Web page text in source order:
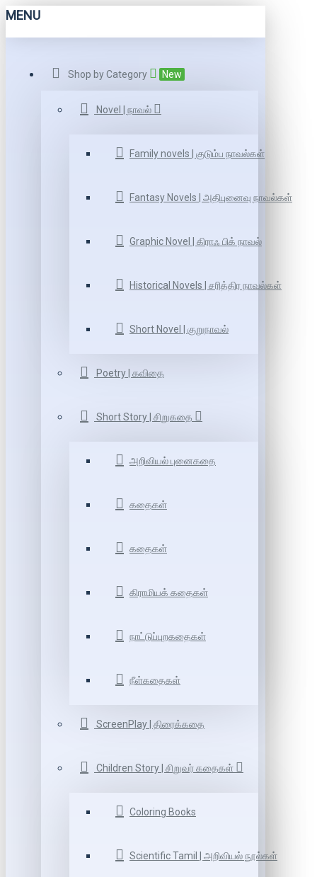
MENU
Shop by Category New
Novel | நாவல்
Family novels | குடும்ப நாவல்கள்
Fantasy Novels | அதிபுனைவு நாவல்கள்
Graphic Novel | கிராஃ பிக் நாவல்
Historical Novels | சரித்திர நாவல்கள்
Short Novel | குறுநாவல்
Poetry | கவிதை
Short Story | சிறுகதை
அறிவியல் புனைகதை
கதைகள்
கதைகள்
கிராமியக் கதைகள்
நாட்டுப்புறகதைகள்
நீள்கதைகள்
ScreenPlay | திரைக்கதை
Children Story | சிறுவர் கதைகள்
Coloring Books
Scientific Tamil | அறிவியல் நூல்கள்